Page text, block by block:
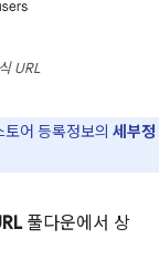
URL
어 등록정보의 세부정
풀다운에서 상